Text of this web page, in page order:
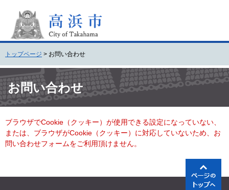
頭
で
す
。
飛
ば
し
て
本
へ
トップページ > お問い合わせ
文 お問い合わせ
ブラウザでCookie（クッキー）が使用できる設定になっていない、
または、ブラウザがCookie（クッキー）に対応していないため、お
問い合わせフォームをご利用頂けません。